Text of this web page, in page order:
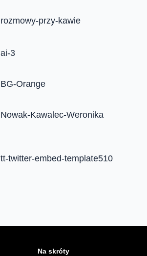
rozmowy-przy-kawie
ai-3
BG-Orange
Nowak-Kawalec-Weronika
tt-twitter-embed-template510
Na skróty